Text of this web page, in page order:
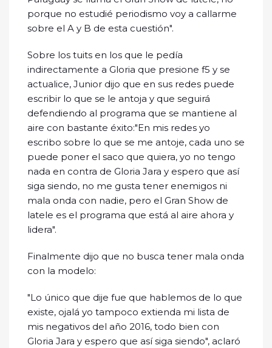
porque no estudié periodismo voy a callarme
sobre el A y B de esta cuestión".
Sobre los tuits en los que le pedía
indirectamente a Gloria que presione f5 y se
actualice, Junior dijo que en sus redes puede
escribir lo que se le antoja y que seguirá
defendiendo al programa que se mantiene al
aire con bastante éxito:"En mis redes yo
escribo sobre lo que se me antoje, cada uno se
puede poner el saco que quiera, yo no tengo
nada en contra de Gloria Jara y espero que así
siga siendo, no me gusta tener enemigos ni
mala onda con nadie, pero el Gran Show de
latele es el programa que está al aire ahora y
lidera".
Finalmente dijo que no busca tener mala onda
con la modelo:
"Lo único que dije fue que hablemos de lo que
existe, ojalá yo tampoco extienda mi lista de
mis negativos del año 2016, todo bien con
Gloria Jara y espero que así siga siendo", aclaró